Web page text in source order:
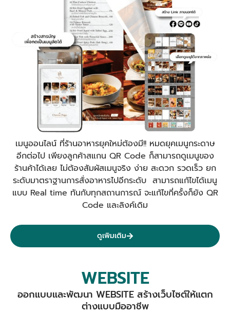
เมนูออนไลน์ ที่ร้านอาหารยุคใหม่ต้องมี!! หมดยุคเมนูกระดาษ
อีกต่อไป เพียงลูกค้าสแกน QR Code ก็สามารถดูเมนูของ
ร้านค้าได้เลย ไม่ต้องสัมผัสเมนูจริง ง่าย สะดวก รวดเร็ว ยก
ระดับมาตราฐานการสั่งอาหารไปอีกระดับ สามารถแก้ไขได้เมนู
แบบ Real time ทันกับทุกสถานการณ์ จะแก้ไขกี่ครั้งก็ยัง QR
Code และลิงค์เดิม
ดูเพิมเติม
WEBSITE
ออกแบบและพัฒนา WEBSITE สร้างเว็บไซต์ให้แตก
ต่างแบบมืออาชีพ